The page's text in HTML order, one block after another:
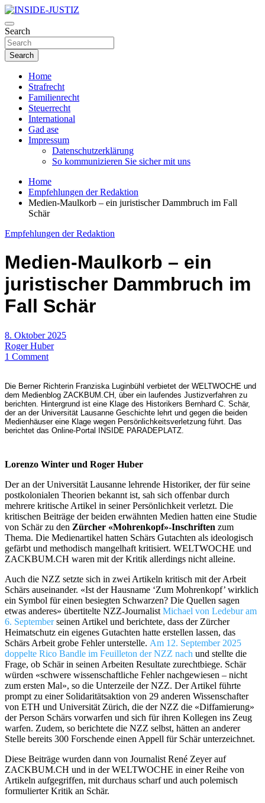
Skip
to
content
INSIDE-JUSTIZ
Investigativer Journalismus zur Dritten Gewalt
Search
Search
Home
Strafrecht
Familienrecht
Steuerrecht
International
Gad ase
Impressum
Datenschutzerklärung
So kommunizieren Sie sicher mit uns
Home
Empfehlungen der Redaktion
Medien-Maulkorb – ein juristischer Dammbruch im Fall
Schär
Empfehlungen der Redaktion
Medien-Maulkorb – ein
juristischer Dammbruch im
Fall Schär
8. Oktober 2025
Roger Huber
1 Comment
Die Berner Richterin Franziska Luginbühl verbietet der WELTWOCHE und
dem Medienblog ZACKBUM.CH, über ein laufendes Justizverfahren zu
berichten. Hintergrund ist eine Klage des Historikers Bernhard C. Schär,
der an der Universität Lausanne Geschichte lehrt und gegen die beiden
Medienhäuser eine Klage wegen Persönlichkeitsverletzung führt. Das
berichtet das Online-Portal INSIDE PARADEPLATZ.
Lorenzo Winter und Roger Huber
Der an der Universität Lausanne lehrende Historiker, der für seine
postkolonialen Theorien bekannt ist, sah sich offenbar durch
mehrere kritische Artikel in seiner Persönlichkeit verletzt. Die
kritischen Beiträge der beiden erwähnten Medien hatten eine Studie
von Schär zu den Zürcher «Mohrenkopf»-Inschriften zum
Thema. Die Medienartikel hatten Schärs Gutachten als ideologisch
gefärbt und methodisch mangelhaft kritisiert. WELTWOCHE und
ZACKBUM.CH waren mit der Kritik allerdings nicht alleine.
Auch die NZZ setzte sich in zwei Artikeln kritisch mit der Arbeit
Schärs auseinander. «Ist der Hausname ‘Zum Mohrenkopf’ wirklich
ein Symbol für einen besiegten Schwarzen? Die Quellen sagen
etwas anderes» übertitelte NZZ-Journalist Michael von Ledebur am
6. Septemberseinen Artikel und berichtete, dass der Zürcher
Heimatschutz ein eigenes Gutachten hatte erstellen lassen, das
Schärs Arbeit grobe Fehler unterstelle. Am 12. September 2025
doppelte Rico Bandle im Feuilleton der NZZ nach und stellte die
Frage, ob Schär in seinen Arbeiten Resultate zurechtbiege. Schär
würden «schwere wissenschaftliche Fehler nachgewiesen – nicht
zum ersten Mal», so die Unterzeile der NZZ. Der Artikel führte
prompt zu einer Solidaritätsaktion von 29 anderen Wissenschafter
von ETH und Universität Zürich, die der NZZ die «Diffamierung»
der Person Schärs vorwarfen und sich für ihren Kollegen ins Zeug
warfen. Zudem, so berichtete die NZZ selbst, hätten an anderer
Stelle bereits 300 Forschende einen Appell für Schär unterzeichnet.
Diese Beiträge wurden dann von Journalist René Zeyer auf
ZACKBUM.CH und in der WELTWOCHE in einer Reihe von
Artikeln aufgegriffen, mit durchaus scharf und auch polemisch
formulierter Kritik an Schär.